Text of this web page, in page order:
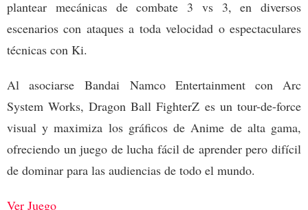
plantear mecánicas de combate 3 vs 3, en diversos
escenarios con ataques a toda velocidad o espectaculares
técnicas con Ki.
Al asociarse Bandai Namco Entertainment con Arc
System Works, Dragon Ball FighterZ es un tour-de-force
visual y maximiza los gráficos de Anime de alta gama,
ofreciendo un juego de lucha fácil de aprender pero difícil
de dominar para las audiencias de todo el mundo.
Ver Juego